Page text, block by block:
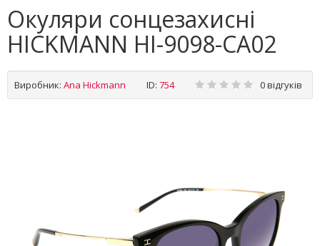
Окуляри сонцезахисні
HICKMANN HI-9098-CA02
Виробник: Ana Hickmann ID: 754 0 відгуків